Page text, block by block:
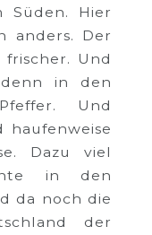
Süden. Hier
anders. Der
Und
in den
Und
haufenweise
Dazu viel
in den
da noch die
der